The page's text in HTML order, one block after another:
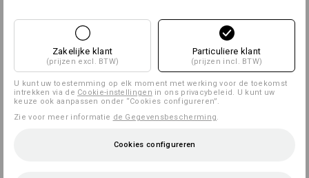
Zakelijke klant
(prijzen excl. BTW)
Particuliere klant
(prijzen incl. BTW)
U kunt uw toestemming op elk moment met werking voor de toekomst
intrekken via de Cookie-instellingen in ons privacybeleid. U kunt uw
keuze ook aanpassen onder “Cookies configureren”.
Zie voor meer informatie de Gegevensbescherming.
Cookies configureren